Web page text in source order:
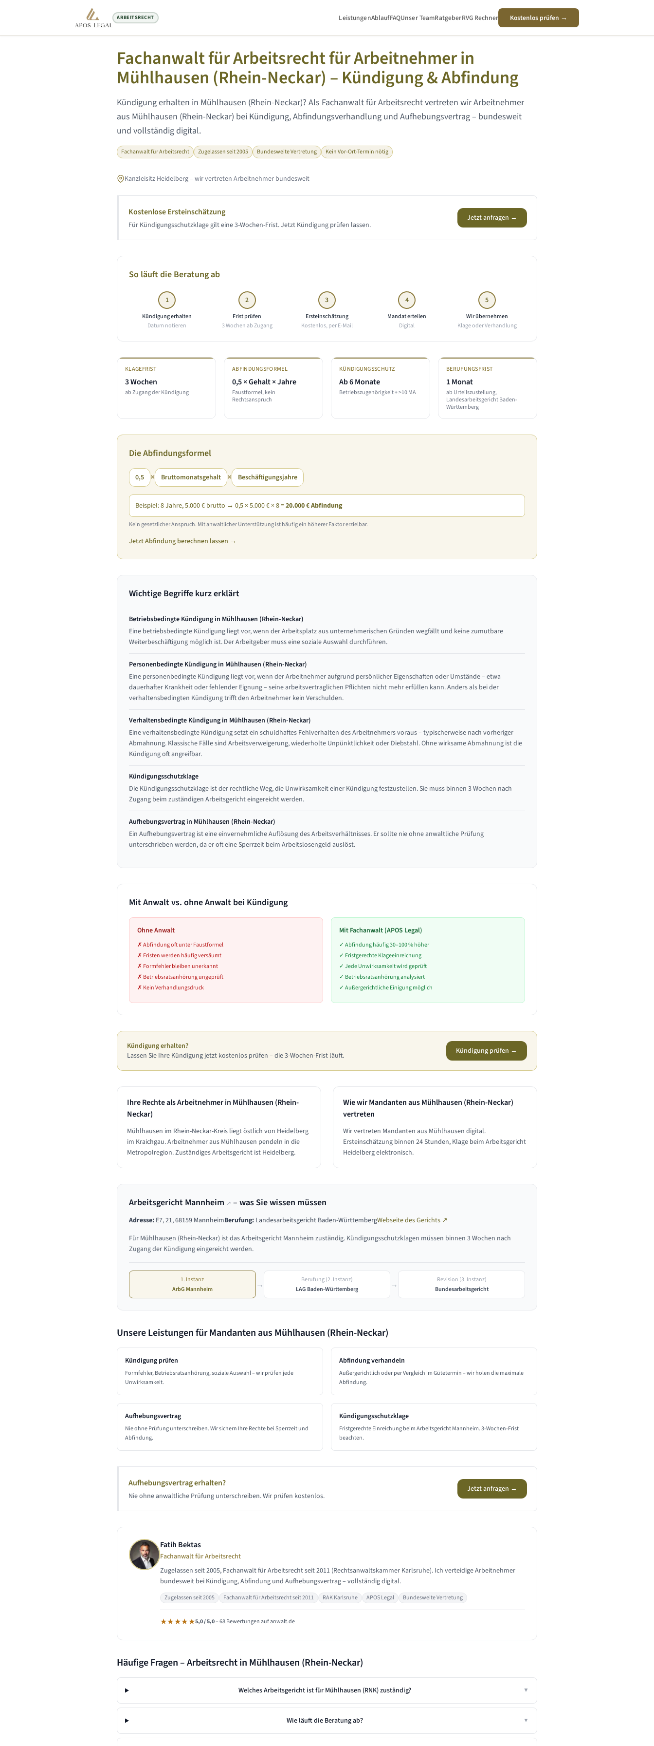
ARBEITSRECHT LeistungenAblaufFAQUnser TeamRatgeberRVG Rechner Kostenlos prüfen →
Fachanwalt für Arbeitsrecht für Arbeitnehmer in
Mühlhausen (Rhein-Neckar) – Kündigung & Abfindung
Kündigung erhalten in Mühlhausen (Rhein-Neckar)? Als Fachanwalt für Arbeitsrecht vertreten wir Arbeitnehmer
aus Mühlhausen (Rhein-Neckar) bei Kündigung, Abfindungsverhandlung und Aufhebungsvertrag – bundesweit
und vollständig digital.
Fachanwalt für Arbeitsrecht Zugelassen seit 2005 Bundesweite Vertretung Kein Vor-Ort-Termin nötig
Kanzleisitz Heidelberg – wir vertreten Arbeitnehmer bundesweit
Kostenlose Ersteinschätzung
Für Kündigungsschutzklage gilt eine 3-Wochen-Frist. Jetzt Kündigung prüfen lassen.
Jetzt anfragen →
So läuft die Beratung ab
1
Kündigung erhalten
Datum notieren
2
Frist prüfen
3 Wochen ab Zugang
3
Ersteinschätzung
Kostenlos, per E-Mail
4
Mandat erteilen
Digital
5
Wir übernehmen
Klage oder Verhandlung
KLAGEFRIST
3 Wochen
ab Zugang der Kündigung
ABFINDUNGSFORMEL
0,5 × Gehalt × Jahre
Faustformel, kein
Rechtsanspruch
KÜNDIGUNGSSCHUTZ
Ab 6 Monate
Betriebszugehörigkeit + >10 MA
BERUFUNGSFRIST
1 Monat
ab Urteilszustellung,
Landesarbeitsgericht Baden-
Württemberg
Die Abfindungsformel
0,5 × Bruttomonatsgehalt × Beschäftigungsjahre
Beispiel: 8 Jahre, 5.000 € brutto → 0,5 × 5.000 € × 8 =20.000 € Abfindung
Kein gesetzlicher Anspruch. Mit anwaltlicher Unterstützung ist häufig ein höherer Faktor erzielbar.
Jetzt Abfindung berechnen lassen →
Wichtige Begriffe kurz erklärt
Betriebsbedingte Kündigung in Mühlhausen (Rhein-Neckar)
Eine betriebsbedingte Kündigung liegt vor, wenn der Arbeitsplatz aus unternehmerischen Gründen wegfällt und keine zumutbare
Weiterbeschäftigung möglich ist. Der Arbeitgeber muss eine soziale Auswahl durchführen.
Personenbedingte Kündigung in Mühlhausen (Rhein-Neckar)
Eine personenbedingte Kündigung liegt vor, wenn der Arbeitnehmer aufgrund persönlicher Eigenschaften oder Umstände – etwa
dauerhafter Krankheit oder fehlender Eignung – seine arbeitsvertraglichen Pflichten nicht mehr erfüllen kann. Anders als bei der
verhaltensbedingten Kündigung trifft den Arbeitnehmer kein Verschulden.
Verhaltensbedingte Kündigung in Mühlhausen (Rhein-Neckar)
Eine verhaltensbedingte Kündigung setzt ein schuldhaftes Fehlverhalten des Arbeitnehmers voraus – typischerweise nach vorheriger
Abmahnung. Klassische Fälle sind Arbeitsverweigerung, wiederholte Unpünktlichkeit oder Diebstahl. Ohne wirksame Abmahnung ist die
Kündigung oft angreifbar.
Kündigungsschutzklage
Die Kündigungsschutzklage ist der rechtliche Weg, die Unwirksamkeit einer Kündigung festzustellen. Sie muss binnen 3 Wochen nach
Zugang beim zuständigen Arbeitsgericht eingereicht werden.
Aufhebungsvertrag in Mühlhausen (Rhein-Neckar)
Ein Aufhebungsvertrag ist eine einvernehmliche Auflösung des Arbeitsverhältnisses. Er sollte nie ohne anwaltliche Prüfung
unterschrieben werden, da er oft eine Sperrzeit beim Arbeitslosengeld auslöst.
Mit Anwalt vs. ohne Anwalt bei Kündigung
Ohne Anwalt
✗Abfindung oft unter Faustformel
✗ Fristen werden häufig versäumt
✗ Formfehler bleiben unerkannt
✗ Betriebsratsanhörung ungeprüft
✗ Kein Verhandlungsdruck
Mit Fachanwalt (APOS Legal)
✓ Abfindung häufig 30–100 % höher
✓ Fristgerechte Klageeinreichung
✓ Jede Unwirksamkeit wird geprüft
✓ Betriebsratsanhörung analysiert
✓ Außergerichtliche Einigung möglich
Kündigung erhalten?
Lassen Sie Ihre Kündigung jetzt kostenlos prüfen – die 3-Wochen-Frist läuft.
Kündigung prüfen →
Ihre Rechte als Arbeitnehmer in Mühlhausen (Rhein-
Neckar)
Mühlhausen im Rhein-Neckar-Kreis liegt östlich von Heidelberg
im Kraichgau. Arbeitnehmer aus Mühlhausen pendeln in die
Metropolregion. Zuständiges Arbeitsgericht ist Heidelberg.
Wie wir Mandanten ausMühlhausen (Rhein-Neckar)
vertreten
Wir vertreten Mandanten aus Mühlhausen digital.
Ersteinschätzung binnen 24 Stunden, Klage beim Arbeitsgericht
Heidelberg elektronisch.
Arbeitsgericht Mannheim ↗ – was Sie wissen müssen
Adresse: E7, 21, 68159 MannheimBerufung: Landesarbeitsgericht Baden-WürttembergWebseite des Gerichts ↗
Für Mühlhausen (Rhein-Neckar) ist dasArbeitsgericht Mannheim zuständig. Kündigungsschutzklagen müssen binnen 3 Wochen nach
Zugang der Kündigung eingereicht werden.
1. Instanz
ArbG Mannheim
→
Berufung (2. Instanz)
LAG Baden-Württemberg
→
Revision (3. Instanz)
Bundesarbeitsgericht
Unsere Leistungen für Mandanten aus Mühlhausen (Rhein-Neckar)
Kündigung prüfen
Formfehler, Betriebsratsanhörung, soziale Auswahl – wir prüfen jede
Unwirksamkeit.
Abfindung verhandeln
Außergerichtlich oder per Vergleich im Gütetermin – wir holen die maximale
Abfindung.
Aufhebungsvertrag
Nie ohne Prüfung unterschreiben. Wir sichern Ihre Rechte bei Sperrzeit und
Abfindung.
Kündigungsschutzklage
Fristgerechte Einreichung beim Arbeitsgericht Mannheim. 3-Wochen-Frist
beachten.
Aufhebungsvertrag erhalten?
Nie ohne anwaltliche Prüfung unterschreiben. Wir prüfen kostenlos.
Jetzt anfragen →
Fatih Bektas
Fachanwalt für Arbeitsrecht
Zugelassen seit 2005, Fachanwalt für Arbeitsrecht seit 2011 (Rechtsanwaltskammer Karlsruhe). Ich verteidige Arbeitnehmer
bundesweit bei Kündigung, Abfindung und Aufhebungsvertrag – vollständig digital.
Zugelassen seit 2005 Fachanwalt für Arbeitsrecht seit 2011 RAK Karlsruhe APOS Legal Bundesweite Vertretung
★★★★★5,0 / 5,0– 68 Bewertungen auf anwalt.de
Häufige Fragen – Arbeitsrecht in Mühlhausen (Rhein-Neckar)
Welches Arbeitsgericht ist für Mühlhausen (RNK) zuständig? ▼
Wie läuft die Beratung ab? ▼